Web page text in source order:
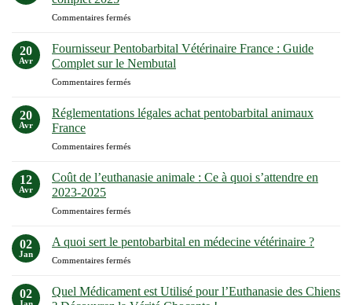
:
2025
Commentaires ferméssur
pentobarbital
pour
animaux
France
Guide
20
Avr
Fournisseur Pentobarbital Vétérinaire France : Guide
Complet sur le Nembutal
Commentaires ferméssur
Pentobarbital
Vétérinaire
:
Complet
Nembutal
20
Avr
Réglementations légales achat pentobarbital animaux
France
Commentaires ferméssur
légales
achat
animaux
12
Avr
Coût de l’euthanasie animale : Ce à quoi s’attendre en
2023-2025
Commentaires ferméssur
l’euthanasie
animale
Ce
02
Jan
A quoi sert le pentobarbital en médecine vétérinaire ?
Commentaires ferméssur
quoi
sert
02
Quel Médicament est Utilisé pour l’Euthanasie des Chiens